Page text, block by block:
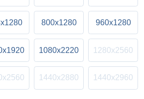
800x1280 960x1280
1080x2220 1280x2560
1440x2880 1440x2960